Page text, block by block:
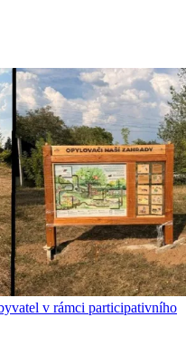
v rámci participativního